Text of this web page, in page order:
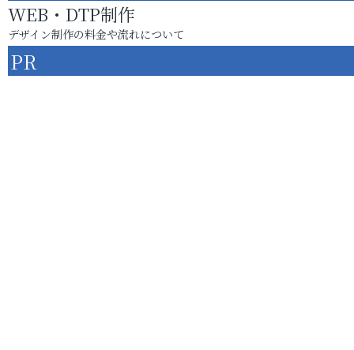
WEB・DTP制作
デザイン制作の料金や流れについて
PR